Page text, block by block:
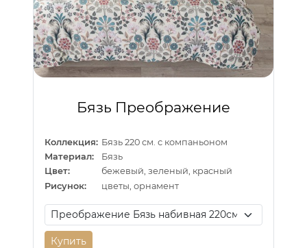
Бязь Преображение
Коллекция: Бязь 220 см. с компаньоном
Материал:
Бязь
Цвет:
бежевый, зеленый, красный
Рисунок:
цветы, орнамент
Купить